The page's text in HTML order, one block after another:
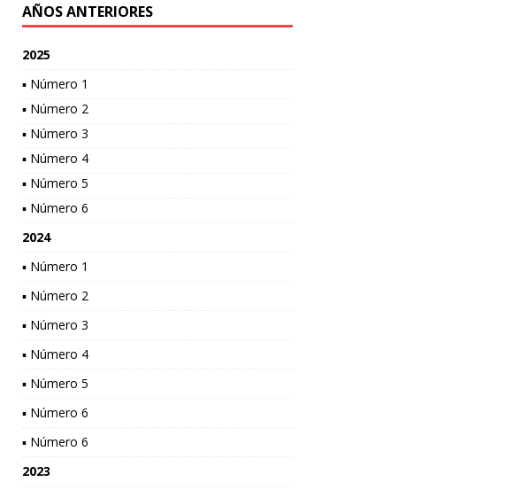
AÑOS ANTERIORES
2025
▪ Número 1
▪ Número 2
▪ Número 3
▪ Número 4
▪ Número 5
▪ Número 6
2024
▪ Número 1
▪ Número 2
▪ Número 3
▪ Número 4
▪ Número 5
▪ Número 6
▪ Número 6
2023